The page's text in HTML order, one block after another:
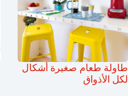
طاولة طعام صغيرة أشكال
لكل الأذواق